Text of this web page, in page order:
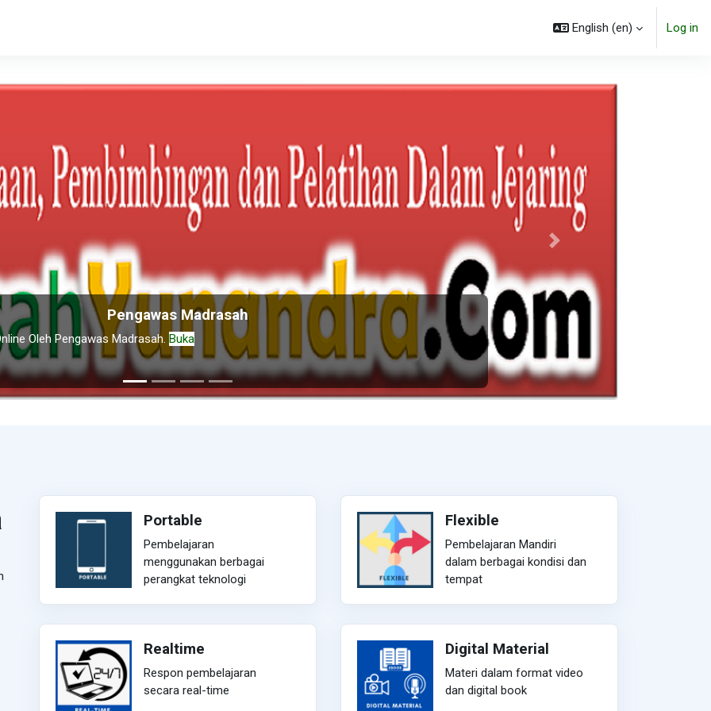
English ‎(en)‎ Log in
Pengawas Madrasah
Oleh Pengawas Madrasah.Buka
Next
Portable
Pembelajaran
menggunakan berbagai
perangkat teknologi
Flexible
Pembelajaran Mandiri
dalam berbagai kondisi dan
tempat
Realtime
Respon pembelajaran
secara real-time
Digital Material
Materi dalam format video
dan digital book